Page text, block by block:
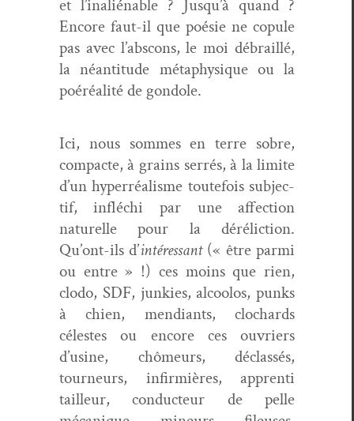
et l’inaliénable ? Jusqu’à quand ?
Encore faut-il que poésie ne cop­ule
pas avec l’abscons, le moi débrail­lé,
la néan­ti­tude méta­physique ou la
poéréal­ité de gondole.
Ici, nous sommes en terre sobre,
com­pacte, à grains ser­rés, à la lim­ite
d’un hyper­réal­isme toute­fois sub­jec­
tif, infléchi par une affec­tion
naturelle pour la dérélic­tion.
Qu’ont-ils d’intéres­sant(« être par­mi
ou entre » !) ces moins que rien,
clo­do, SDF, junkies, alcoo­los, punks
à chien, men­di­ants, clochards
célestes ou encore ces ouvri­ers
d’usine, chômeurs, déclassés,
tourneurs, infir­mières, appren­ti
tailleur, con­duc­teur de pelle